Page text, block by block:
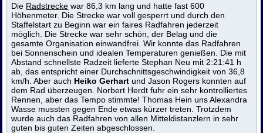
Die Radstrecke war 86,3 km lang und hatte fast 600
Höhenmeter. Die Strecke war voll gesperrt und durch den
Staffelstart zu Beginn war ein faires Radfahren jederzeit
möglich. Die Strecke war sehr schön, der Belag und die
gesamte Organisation einwandfrei. Wir konnte das Radfahren
bei Sonnenschein und idealen Temperaturen genießen. Die mit
Abstand schnellste Radzeit lieferte Stephan Neu mit 2:21:41 h
ab, das entspricht einer Durchschnittsgeschwindigkeit von 36,8
km/h. Aber auch Heiko Gerhart und Jason Rogers konnten auf
dem Rad überzeugen. Norbert Herdt fuhr ein sehr kontrolliertes
Rennen, aber das Tempo stimmte! Thomas Hein uns Alexandra
Wasse mussten gegen Ende etwas kürzer treten. Trotzdem
wurde auch das Radfahren von allen Mitteldistanzlern in sehr
guten bis guten Zeiten abgeschlossen.